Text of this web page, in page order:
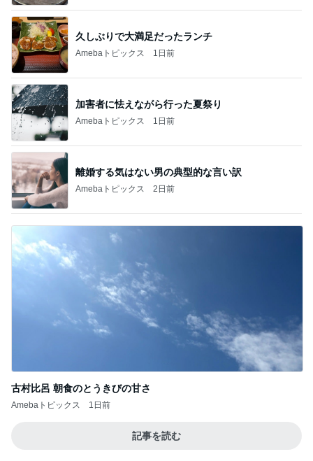
久しぶりで大満足だったランチ
Amebaトピックス 1日前
加害者に怯えながら行った夏祭り
Amebaトピックス 1日前
離婚する気はない男の典型的な言い訳
Amebaトピックス 2日前
古村比呂 朝食のとうきびの甘さ
Amebaトピックス 1日前
記事を読む